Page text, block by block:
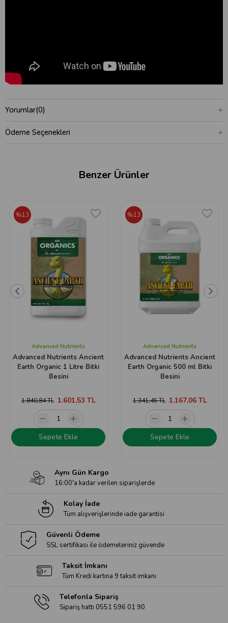
Yorumlar(0)
Ödeme Seçenekleri
Benzer Ürünler
Advanced Nutrients
Advanced Nutrients Ancient
Earth Organic 1 Litre Bitki
Besini
1.601,53 TL
1.840,84 TL
%13
Sepete Ekle
Advanced Nutrients
Advanced Nutrients Ancient
Earth Organic 500 ml Bitki
Besini
1.167,06 TL
1.341,45 TL
%13
Sepete Ekle
Aynı Gün Kargo
16:00'a kadar verilen siparişlerde
Kolay İade
Tüm alışverişlerinde iade garantisi
Güvenli Ödeme
SSL sertifikası ile ödemeleriniz güvende
Taksit İmkanı
Tüm Kredi kartına 9 taksit imkanı
Telefonla Sipariş
Sipariş hattı 0551 596 01 90